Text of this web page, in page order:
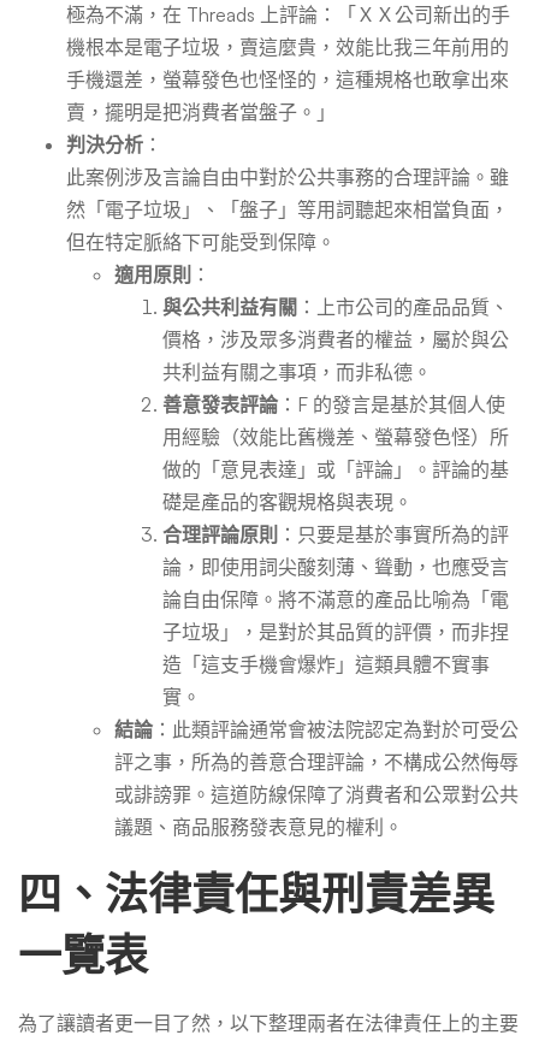
極為不滿，在 Threads 上評論：「ＸＸ公司新出的手
機根本是電子垃圾，賣這麼貴，效能比我三年前用的
手機還差，螢幕發色也怪怪的，這種規格也敢拿出來
賣，擺明是把消費者當盤子。」
判決分析 ：
此案例涉及言論自由中對於公共事務的合理評論。雖
然「電子垃圾」、「盤子」等用詞聽起來相當負面，
但在特定脈絡下可能受到保障。
適用原則 ：
與公共利益有關 ：上市公司的產品品質、
價格，涉及眾多消費者的權益，屬於與公
共利益有關之事項，而非私德。
善意發表評論 ：F 的發言是基於其個人使
用經驗（效能比舊機差、螢幕發色怪）所
做的「意見表達」或「評論」。評論的基
礎是產品的客觀規格與表現。
合理評論原則 ：只要是基於事實所為的評
論，即使用詞尖酸刻薄、聳動，也應受言
論自由保障。將不滿意的產品比喻為「電
子垃圾」，是對於其品質的評價，而非捏
造「這支手機會爆炸」這類具體不實事
實。
結論 ：此類評論通常會被法院認定為對於可受公
評之事，所為的善意合理評論，不構成公然侮辱
或誹謗罪。這道防線保障了消費者和公眾對公共
議題、商品服務發表意見的權利。
四、法律責任與刑責差異
一覽表
為了讓讀者更一目了然，以下整理兩者在法律責任上的主要